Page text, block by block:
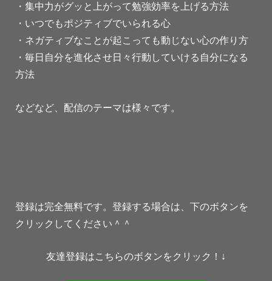
・集中力がグッと上がって勉強効率を上げる方法
・いつでもポジティブでいられる心
・ネガティブなことが起こっても動じない心の作り方
・毎日自分を進化させ日々行動していける自分になる
方法
などなど、配信のテーマは様々です。
登録は完全無料です。登録する場合は、下のボタンを
クリックしてください＾＾
友達登録はこちらのボタンをクリック！↓